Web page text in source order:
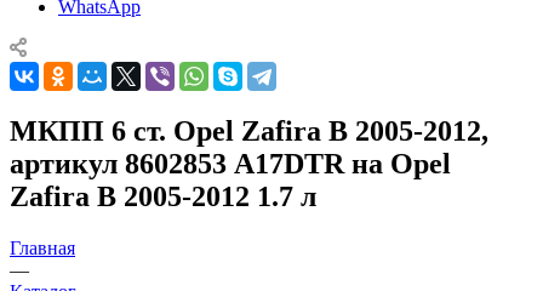
WhatsApp
МКПП 6 ст. Opel Zafira B 2005-2012,
артикул 8602853 A17DTR на Opel
Zafira B 2005-2012 1.7 л
Главная
—